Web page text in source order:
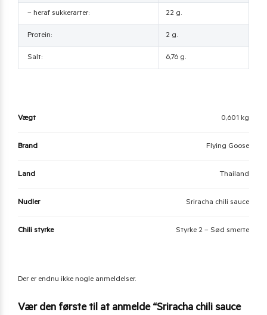
– heraf sukkerarter: 22 g.
Protein: 2 g.
Salt: 6,76 g.
Vægt 0,601 kg
Brand Flying Goose
Land Thailand
Nudler Sriracha chili sauce
Chili styrke Styrke 2 – Sød smerte
Der er endnu ikke nogle anmeldelser.
Vær den første til at anmelde “Sriracha chili sauce